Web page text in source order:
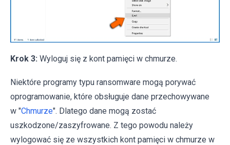
Krok 3: Wyloguj się z kont pamięci w chmurze.
Niektóre programy typu ransomware mogą porywać
oprogramowanie, które obsługuje dane przechowywane
w "Chmurze". Dlatego dane mogą zostać
uszkodzone/zaszyfrowane. Z tego powodu należy
wylogować się ze wszystkich kont pamięci w chmurze w